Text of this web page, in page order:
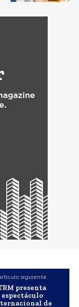
siguiente
presenta
espectáculo
de